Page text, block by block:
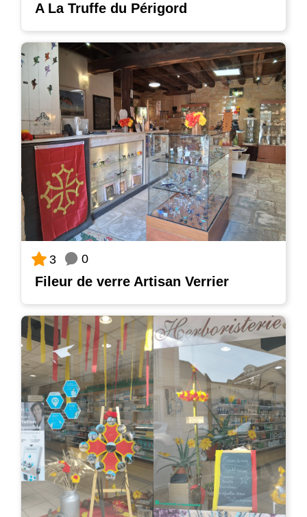
A La Truffe du Périgord
3 0
Fileur de verre Artisan Verrier